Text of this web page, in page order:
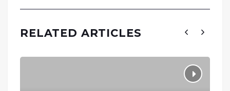
RELATED ARTICLES